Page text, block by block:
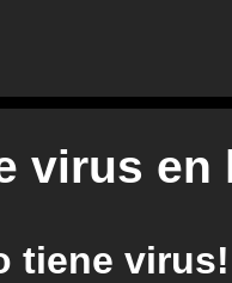
virus en
tiene virus!